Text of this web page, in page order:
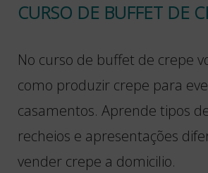
CURSO DE BUFFET DE
No curso de buffet de crepe
como produzir crepe para
casamentos. Aprende tipos
recheios e apresentações
vender crepe a domicilio.